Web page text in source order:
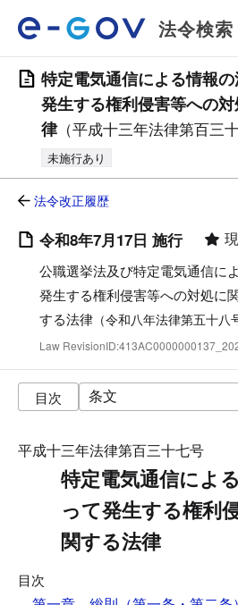
法令検索
特定電気通信による情報
発生する権利侵害等への
律（平成十三年法律第百三十
未施行あり
法令改正履歴
令和8年7月17日 施行
公職選挙法及び特定電気通信に
発生する権利侵害等への対処に
する法律 （令和八年法律第五十八
Law
目次
平成十三年法律第百三十七号
特定電気通信によ
って発生する権利
関する法律
目次